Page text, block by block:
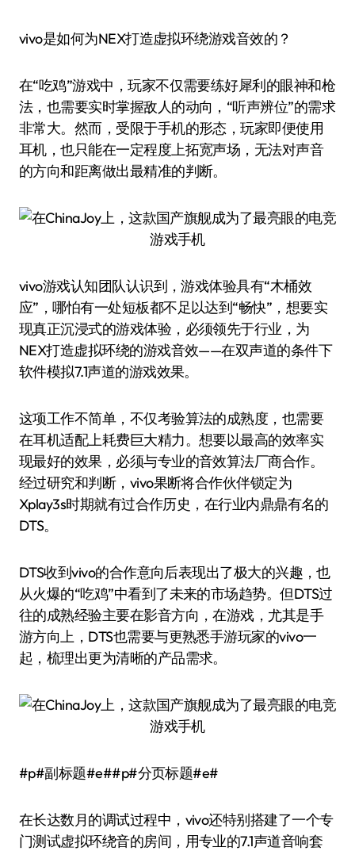
vivo是如何为NEX打造虚拟环绕游戏音效的？
在“吃鸡”游戏中，玩家不仅需要练好犀利的眼神和枪
法，也需要实时掌握敌人的动向，“听声辨位”的需求
非常大。然而，受限于手机的形态，玩家即便使用
耳机，也只能在一定程度上拓宽声场，无法对声音
的方向和距离做出最精准的判断。
vivo游戏认知团队认识到，游戏体验具有“木桶效
应”，哪怕有一处短板都不足以达到“畅快”，想要实
现真正沉浸式的游戏体验，必须领先于行业，为
NEX打造虚拟环绕的游戏音效——在双声道的条件下
软件模拟7.1声道的游戏效果。
这项工作不简单，不仅考验算法的成熟度，也需要
在耳机适配上耗费巨大精力。想要以最高的效率实
现最好的效果，必须与专业的音效算法厂商合作。
经过研究和判断，vivo果断将合作伙伴锁定为
Xplay3s时期就有过合作历史，在行业内鼎鼎有名的
DTS。
DTS收到vivo的合作意向后表现出了极大的兴趣，也
从火爆的“吃鸡”中看到了未来的市场趋势。但DTS过
往的成熟经验主要在影音方向，在游戏，尤其是手
游方向上，DTS也需要与更熟悉手游玩家的vivo一
起，梳理出更为清晰的产品需求。
#p#副标题#e##p#分页标题#e#
在长达数月的调试过程中，vivo还特别搭建了一个专
门测试虚拟环绕音的房间，用专业的7.1声道音响套